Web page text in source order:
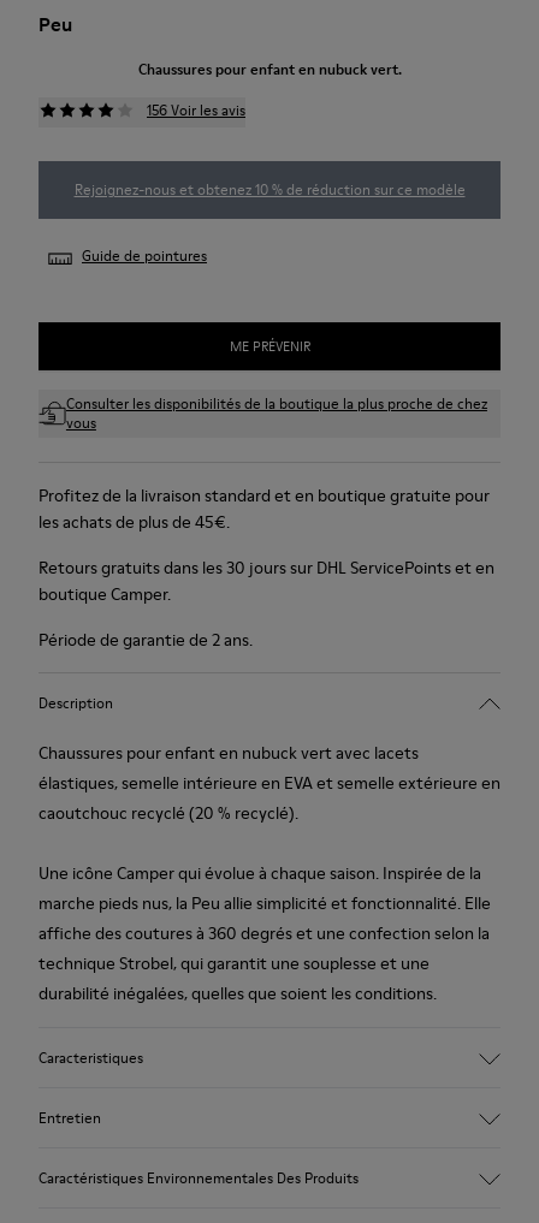
Peu
Chaussures pour enfant en nubuck vert.
156 Voir les avis
Rejoignez-nous et obtenez 10 % de réduction sur ce modèle
Guide de pointures
ME PRÉVENIR
Consulter les disponibilités de la boutique la plus proche de chez
vous
Profitez de la livraison standard et en boutique gratuite pour
les achats de plus de 45€.
Retours gratuits dans les 30 jours sur DHL ServicePoints et en
boutique Camper.
Période de garantie de 2 ans.
Description
Chaussures pour enfant en nubuck vert avec lacets
élastiques, semelle intérieure en EVA et semelle extérieure en
caoutchouc recyclé (20 % recyclé).
Une icône Camper qui évolue à chaque saison. Inspirée de la
marche pieds nus, la Peu allie simplicité et fonctionnalité. Elle
affiche des coutures à 360 degrés et une confection selon la
technique Strobel, qui garantit une souplesse et une
durabilité inégalées, quelles que soient les conditions.
Caracteristiques
Vert
Entretien
Caractéristiques Environnementales Des Produits